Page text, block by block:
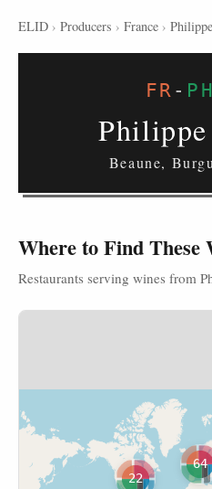
ELID › Producers › France ›
FR -
Philippe
Beaune,
Where to Find These
Restaurants serving wines from
22
64